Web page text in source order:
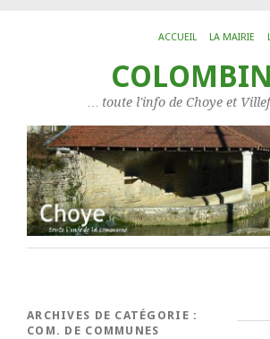
ACCUEIL LA MAIRIE
… toute l'info de Choye et
ARCHIVES DE CATÉGORIE :
COM. DE COMMUNES